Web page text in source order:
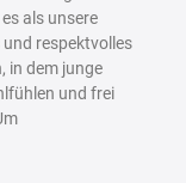
als unsere
respektvolles
in dem junge
und frei